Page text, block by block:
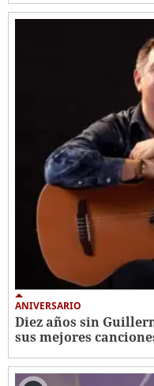
ANIVERSARIO
Diez años sin
sus mejores